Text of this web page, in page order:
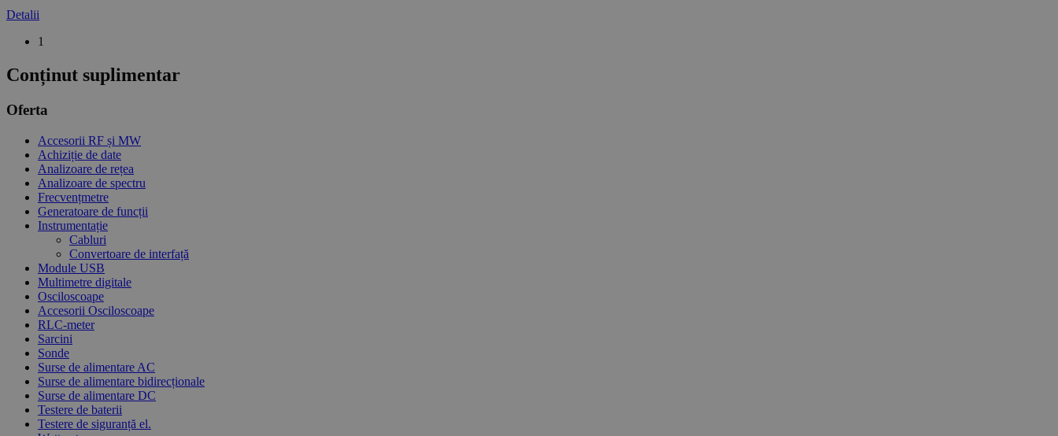
Detalii
1
Conținut suplimentar
Oferta
Accesorii RF și MW
Achiziție de date
Analizoare de rețea
Analizoare de spectru
Frecvențmetre
Generatoare de funcții
Instrumentație
Cabluri
Convertoare de interfață
Module USB
Multimetre digitale
Osciloscoape
Accesorii Osciloscoape
RLC-meter
Sarcini
Sonde
Surse de alimentare AC
Surse de alimentare bidirecționale
Surse de alimentare DC
Testere de baterii
Testere de siguranță el.